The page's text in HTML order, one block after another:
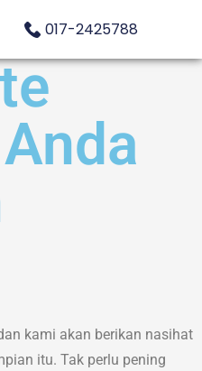
017-2425788
kami akan berikan nasihat
itu. Tak perlu pening